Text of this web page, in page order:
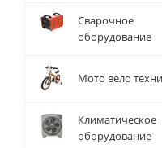
Сварочное
оборудование
Мото вело
Климатическое
оборудование